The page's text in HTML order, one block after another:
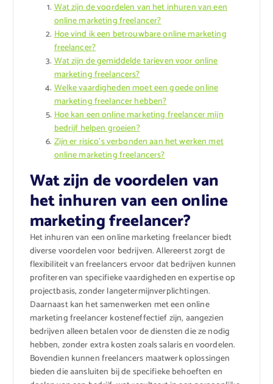
Wat zijn de voordelen van het inhuren van een
online marketing freelancer?
Hoe vind ik een betrouwbare online marketing
freelancer?
Wat zijn de gemiddelde tarieven voor online
marketing freelancers?
Welke vaardigheden moet een goede online
marketing freelancer hebben?
Hoe kan een online marketing freelancer mijn
bedrijf helpen groeien?
Zijn er risico’s verbonden aan het werken met
online marketing freelancers?
Wat zijn de voordelen van
het inhuren van een online
marketing freelancer?
Het inhuren van een online marketing freelancer biedt
diverse voordelen voor bedrijven. Allereerst zorgt de
flexibiliteit van freelancers ervoor dat bedrijven kunnen
profiteren van specifieke vaardigheden en expertise op
projectbasis, zonder langetermijnverplichtingen.
Daarnaast kan het samenwerken met een online
marketing freelancer kosteneffectief zijn, aangezien
bedrijven alleen betalen voor de diensten die ze nodig
hebben, zonder extra kosten zoals salaris en voordelen.
Bovendien kunnen freelancers maatwerk oplossingen
bieden die aansluiten bij de specifieke behoeften en